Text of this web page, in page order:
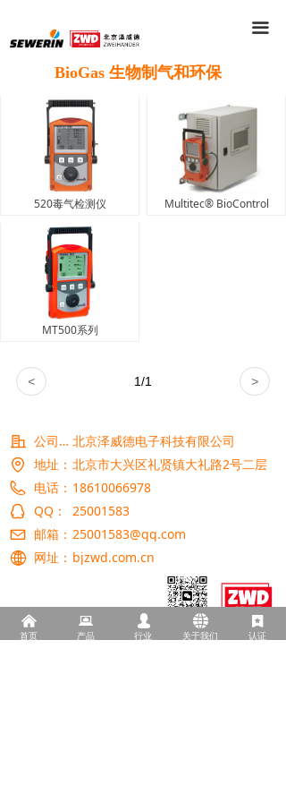
끀
520毒气检测仪 Multitec® BioControl
MT500系列
< >
1/1
BioGas 生物制气和环保
公司名称：
北京泽威德电子科技有限公司
地址： 北京市大兴区礼贤镇大礼路2号二层
电话： 18610066978
QQ：
25001583
邮箱： 25001583@qq.com
网址： bjzwd.com.cn
낀
首页
뀵
产品
넙
行业
뀁
关于我们
끈
认证